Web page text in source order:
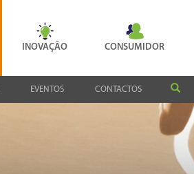
INOVAÇÃO CONSUMIDOR
EVENTOS CONTACTOS